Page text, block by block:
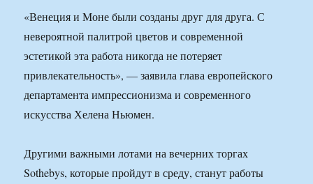
«Венеция и Моне были созданы друг для друга. С
невероятной палитрой цветов и современной
эстетикой эта работа никогда не потеряет
привлекательность», — заявила глава европейского
департамента импрессионизма и современного
искусства Хелена Ньюмен.
Другими важными лотами на вечерних торгах
Sothebys, которые пройдут в среду, станут работы